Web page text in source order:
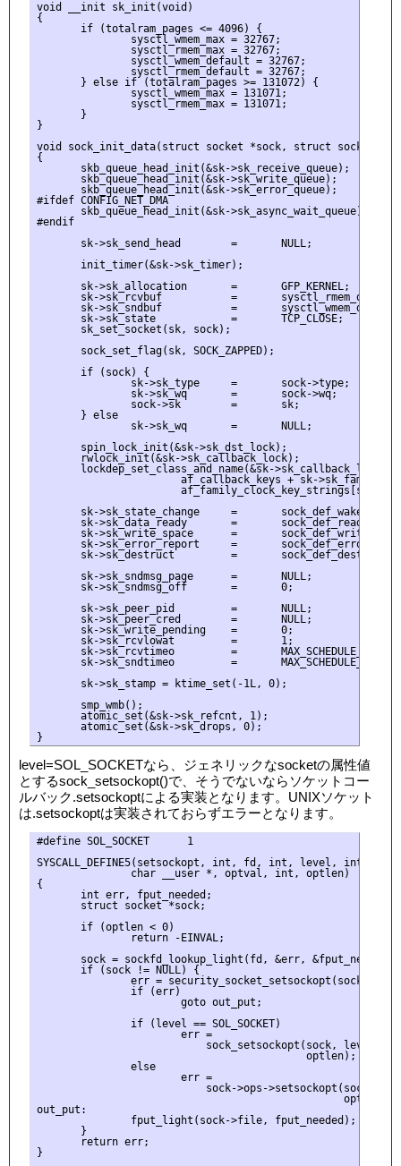
void __init sk_init(void)
{
       if (totalram_pages <= 4096) {
               sysctl_wmem_max = 32767;
               sysctl_rmem_max = 32767;
               sysctl_wmem_default = 32767;
               sysctl_rmem_default = 32767;
       } else if (totalram_pages >= 131072) {
               sysctl_wmem_max = 131071;
               sysctl_rmem_max = 131071;
       }
}
void sock_init_data(struct socket *sock, struct sock *sk)
{
       skb_queue_head_init(&sk->sk_receive_queue);
       skb_queue_head_init(&sk->sk_write_queue);
       skb_queue_head_init(&sk->sk_error_queue);
#ifdef CONFIG_NET_DMA
       skb_queue_head_init(&sk->sk_async_wait_queue);
#endif
       sk->sk_send_head        =       NULL;
       init_timer(&sk->sk_timer);
       sk->sk_allocation       =       GFP_KERNEL;
sk->sk_rcvbuf           =
sk->sk_sndbuf           =
       sk->sk_state            =       TCP_CLOSE;
       sk_set_socket(sk, sock);
       sock_set_flag(sk, SOCK_ZAPPED);
       if (sock) {
               sk->sk_type     =       sock->type;
               sk->sk_wq       =       sock->wq;
               sock->sk        =       sk;
       } else
               sk->sk_wq       =       NULL;
       spin_lock_init(&sk->sk_dst_lock);
       rwlock_init(&sk->sk_callback_lock);
       lockdep_set_class_and_name(&sk->sk_callback_lock,
                       af_callback_keys + sk->sk_family,
af_family_clock_key_strings[sk-
       sk->sk_state_change     =       sock_def_wakeup;
       sk->sk_data_ready       =       sock_def_readable;
sk->sk_write_space      =
sk->sk_error_report     =
       sk->sk_destruct         =       sock_def_destruct;
       sk->sk_sndmsg_page      =       NULL;
       sk->sk_sndmsg_off       =       0;
       sk->sk_peer_pid         =       NULL;
       sk->sk_peer_cred        =       NULL;
       sk->sk_write_pending    =       0;
       sk->sk_rcvlowat         =       1;
sk->sk_rcvtimeo         =
sk->sk_sndtimeo         =
       sk->sk_stamp = ktime_set(-1L, 0);
       smp_wmb();
       atomic_set(&sk->sk_refcnt, 1);
       atomic_set(&sk->sk_drops, 0);
level=SOL_SOCKETなら、ジェネリックなsocketの属性値
とするsock_setsockopt()で、そうでないならソケットコー
ルバック.setsockoptによる実装となります。UNIXソケット
は.setsockoptは実装されておらずエラーとなります。
#define SOL_SOCKET      1
SYSCALL_DEFINE5(setsockopt, int, fd, int, level, int,
               char __user *, optval, int, optlen)
{
       int err, fput_needed;
       struct socket *sock;
       if (optlen < 0)
               return -EINVAL;
       sock = sockfd_lookup_light(fd, &err, &fput_needed);
       if (sock != NULL) {
err = security_socket_setsockopt(sock,
               if (err)
                       goto out_put;
               if (level == SOL_SOCKET)
                       err =
sock_setsockopt(sock, level,
                                           optlen);
               else
                       err =
sock->ops->setsockopt(sock,
                                                 optlen);
out_put:
               fput_light(sock->file, fput_needed);
       }
       return err;
}